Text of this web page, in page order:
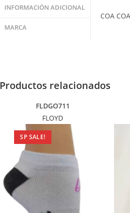
INFORMACIÓN ADICIONAL
MARCA
COA
Productos relacionados
FLDGO711
FLOYD
SP SALE!